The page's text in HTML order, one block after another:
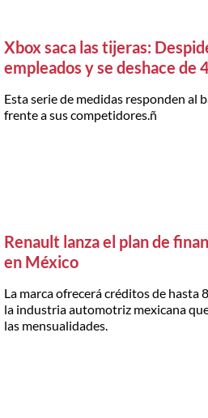
Xbox saca las tijeras:
empleados y se deshace de
Esta serie de medidas responden al
frente a sus competidores.ñ
Renault lanza el plan de
en México
La marca ofrecerá créditos de hasta
la industria automotriz mexicana
las mensualidades.